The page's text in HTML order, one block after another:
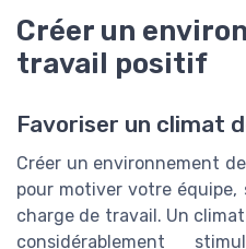
Créer un
travail positif
Favoriser un climat
Créer un environnement
pour motiver votre
charge de travail. Un
considérablement